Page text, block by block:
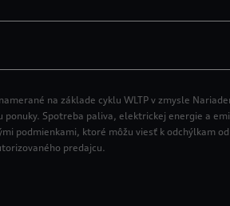
na základe cyklu WLTP v zmysle
Spotreba paliva, elektrickej energie a
podmienkami, ktoré môžu viesť k odchýlkam
predajcu.